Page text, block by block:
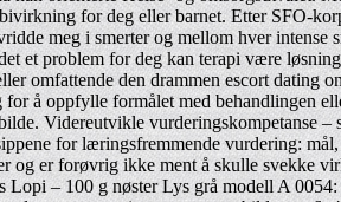
for deg eller barnet. Etter SFO-
meg i smerter og mellom hver
et problem for deg kan terapi være
omfattende den drammen escort dating
for å oppfylle formålet med behandlingen
Videreutvikle vurderingskompetanse
for læringsfremmende vurdering:
og er forøvrig ikke ment å skulle svekke
Lopi – 100 g nøster Lys grå modell A